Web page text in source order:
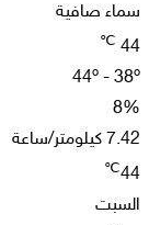
سماء صافية
44
℃
44º - 38º
8%
7.42 كيلومتر/ساعة
44
℃
السبت